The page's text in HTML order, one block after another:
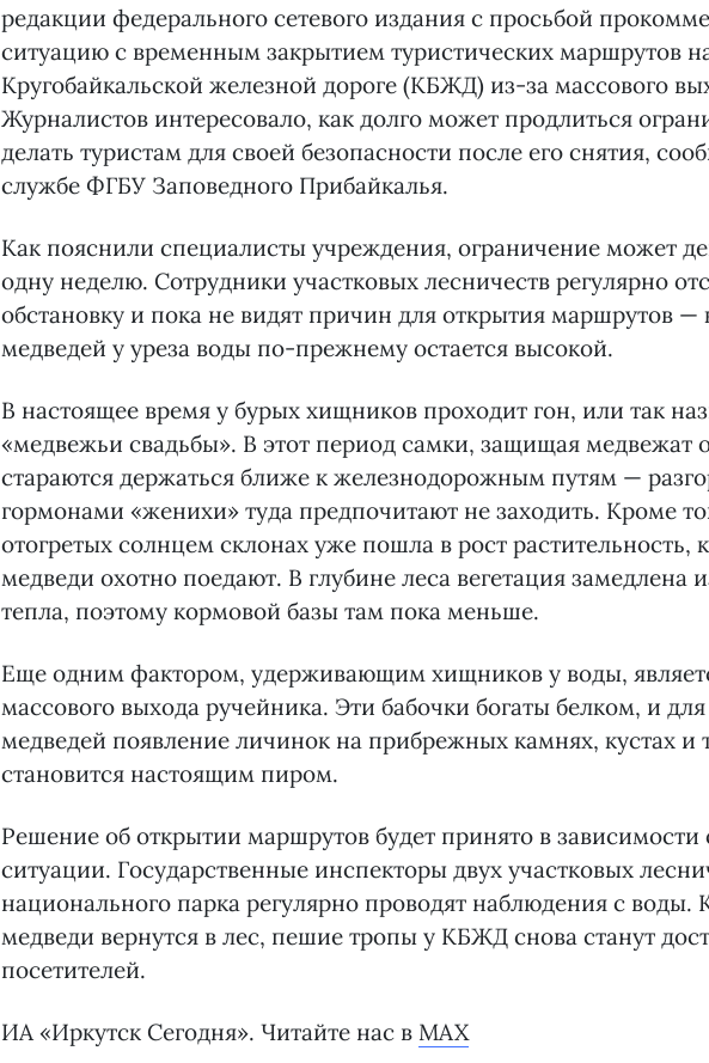
редакции федерального сетевого издания с просьбой
ситуацию с временным закрытием туристических маршрутов
Кругобайкальской железной дороге (КБЖД) из-за массового
Журналистов интересовало, как долго может продлиться
делать туристам для своей безопасности после его снятия,
службе ФГБУ Заповедного Прибайкалья.
Как пояснили специалисты учреждения, ограничение может
одну неделю. Сотрудники участковых лесничеств регулярно
обстановку и пока не видят причин для открытия маршрутов —
медведей у уреза воды по-прежнему остается высокой.
В настоящее время у бурых хищников проходит гон, или так
«медвежьи свадьбы». В этот период самки, защищая медвежат
стараются держаться ближе к железнодорожным путям —
гормонами «женихи» туда предпочитают не заходить. Кроме
отогретых солнцем склонах уже пошла в рост растительность,
медведи охотно поедают. В глубине леса вегетация замедлена
тепла, поэтому кормовой базы там пока меньше.
Еще одним фактором, удерживающим хищников у воды,
массового выхода ручейника. Эти бабочки богаты белком, и
медведей появление личинок на прибрежных камнях, кустах и
становится настоящим пиром.
Решение об открытии маршрутов будет принято в зависимости
ситуации. Государственные инспекторы двух участковых
национального парка регулярно проводят наблюдения с воды.
медведи вернутся в лес, пешие тропы у КБЖД снова станут
посетителей.
ИА «Иркутск Сегодня». Читайте нас в MAX